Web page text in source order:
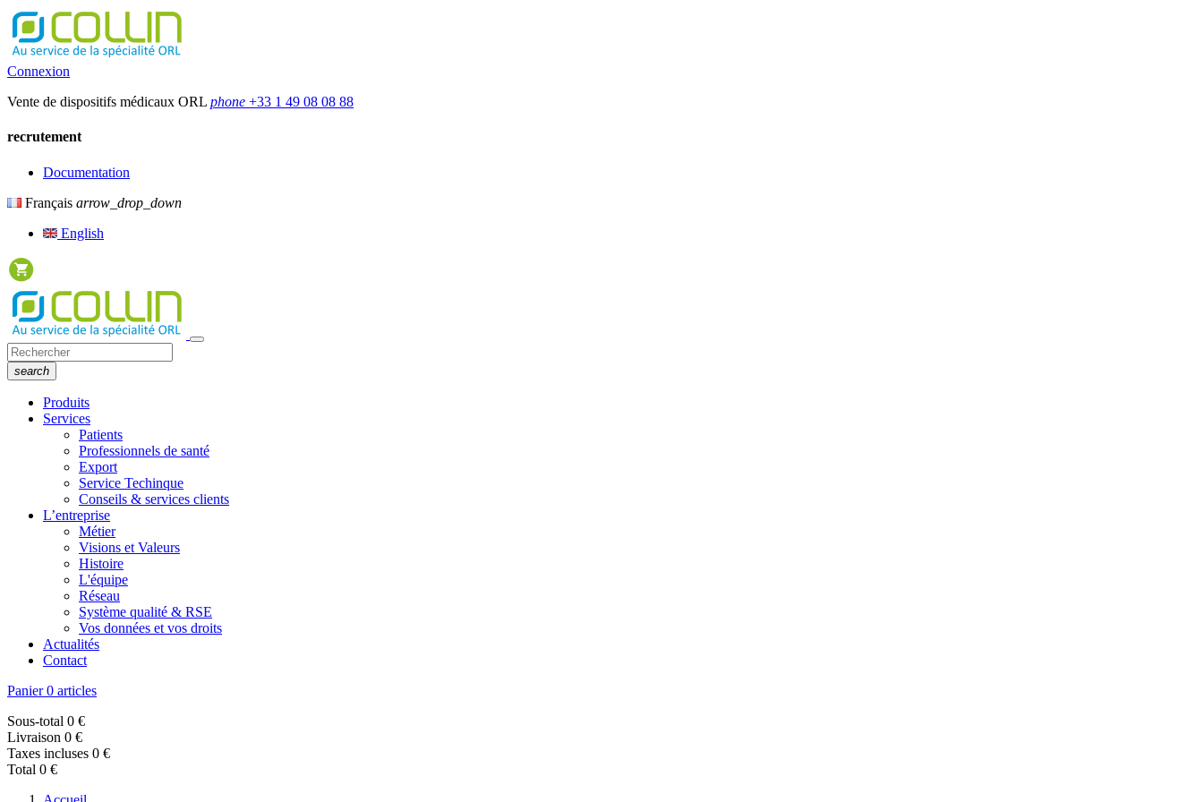
Connexion
Vente de dispositifs médicaux ORL phone +33 1 49 08 08 88
recrutement
Documentation
Français arrow_drop_down
English
search
Produits
Services
Patients
Professionnels de santé
Export
Service Techinque
Conseils & services clients
L’entreprise
Métier
Visions et Valeurs
Histoire
L'équipe
Réseau
Système qualité & RSE
Vos données et vos droits
Actualités
Contact
Panier 0 articles
Sous-total 0 €
Livraison 0 €
Taxes incluses 0 €
Total 0 €